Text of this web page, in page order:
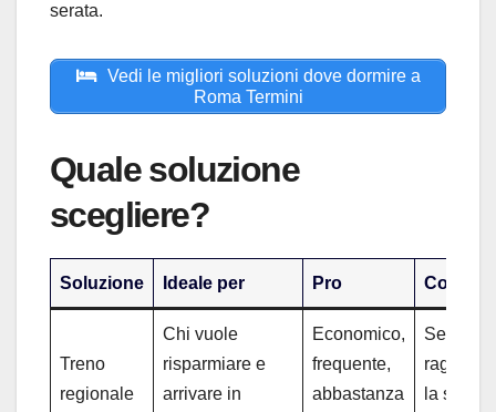
serata.
Vedi le migliori soluzioni dove dormire a
Roma Termini
Quale soluzione
scegliere?
Soluzione Ideale per Pro Contro
Treno
regionale
Chi vuole
risparmiare e
arrivare in
Economico,
frequente,
abbastanza
Serve
la